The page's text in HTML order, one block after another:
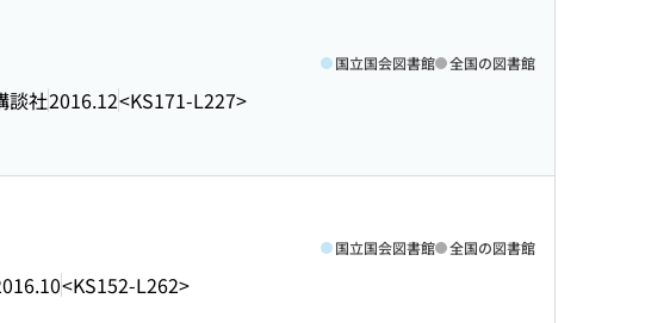
談社2016.12<KS171-L227>
国立国会図書館 全国の図書館
<KS152-L262>
国立国会図書館 全国の図書館